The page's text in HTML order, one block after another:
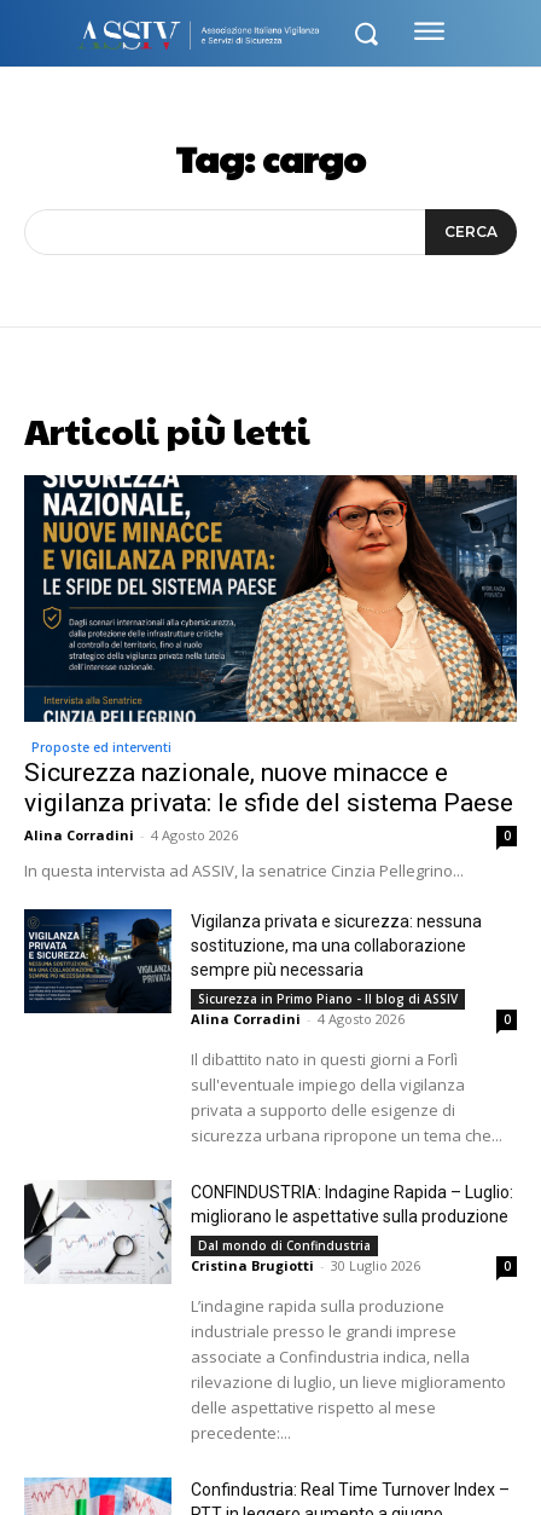
Tag:cargo
CERCA
Articoli più letti
Proposte ed interventi
Sicurezza nazionale, nuove minacce e
vigilanza privata: le sfide del sistema Paese
Alina Corradini - 4 Agosto 2026 0
In questa intervista ad ASSIV, la senatrice Cinzia Pellegrino...
Vigilanza privata e sicurezza: nessuna
sostituzione, ma una collaborazione
sempre più necessaria
Sicurezza in Primo Piano - Il blog di ASSIV
Alina Corradini - 4 Agosto 2026 0
Il dibattito nato in questi giorni a Forlì
sull'eventuale impiego della vigilanza
privata a supporto delle esigenze di
sicurezza urbana ripropone un tema che...
CONFINDUSTRIA: Indagine Rapida – Luglio:
migliorano le aspettative sulla produzione
Dal mondo di Confindustria
Cristina Brugiotti - 30 Luglio 2026 0
L’indagine rapida sulla produzione
industriale presso le grandi imprese
associate a Confindustria indica, nella
rilevazione di luglio, un lieve miglioramento
delle aspettative rispetto al mese
precedente:...
Confindustria: Real Time Turnover Index –